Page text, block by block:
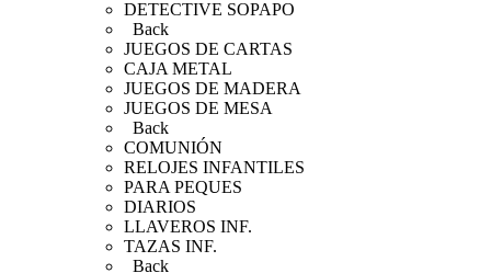
DETECTIVE SOPAPO
Back
JUEGOS DE CARTAS
CAJA METAL
JUEGOS DE MADERA
JUEGOS DE MESA
Back
COMUNIÓN
RELOJES INFANTILES
PARA PEQUES
DIARIOS
LLAVEROS INF.
TAZAS INF.
Back